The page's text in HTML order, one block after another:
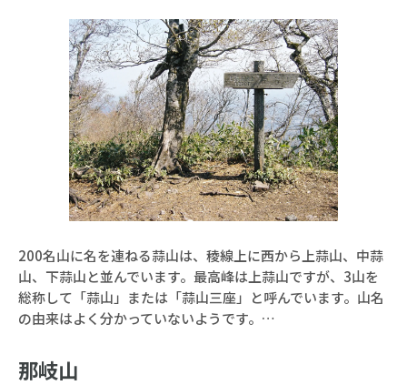
200名山に名を連ねる蒜山は、稜線上に西から上蒜山、中蒜
山、下蒜山と並んでいます。最高峰は上蒜山ですが、3山を
総称して「蒜山」または「蒜山三座」と呼んでいます。山名
の由来はよく分かっていないようです。…
那岐山